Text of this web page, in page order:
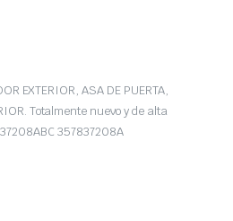
EXTERIOR, ASA DE PUERTA,
Totalmente nuevo y de alta
357837208A